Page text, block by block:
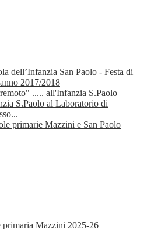
dell’Infanzia San Paolo - Festa di
2017/2018
..... all'Infanzia S.Paolo
S.Paolo al Laboratorio di
primarie Mazzini e San Paolo
primaria Mazzini 2025-26